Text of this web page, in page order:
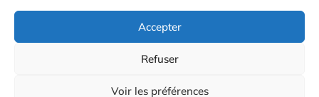
Accepter
Refuser
Voir les préférences
© 2026 Radio Calade